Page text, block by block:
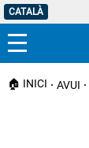
CATALÀ
Menú
🏠 INICI AVUI